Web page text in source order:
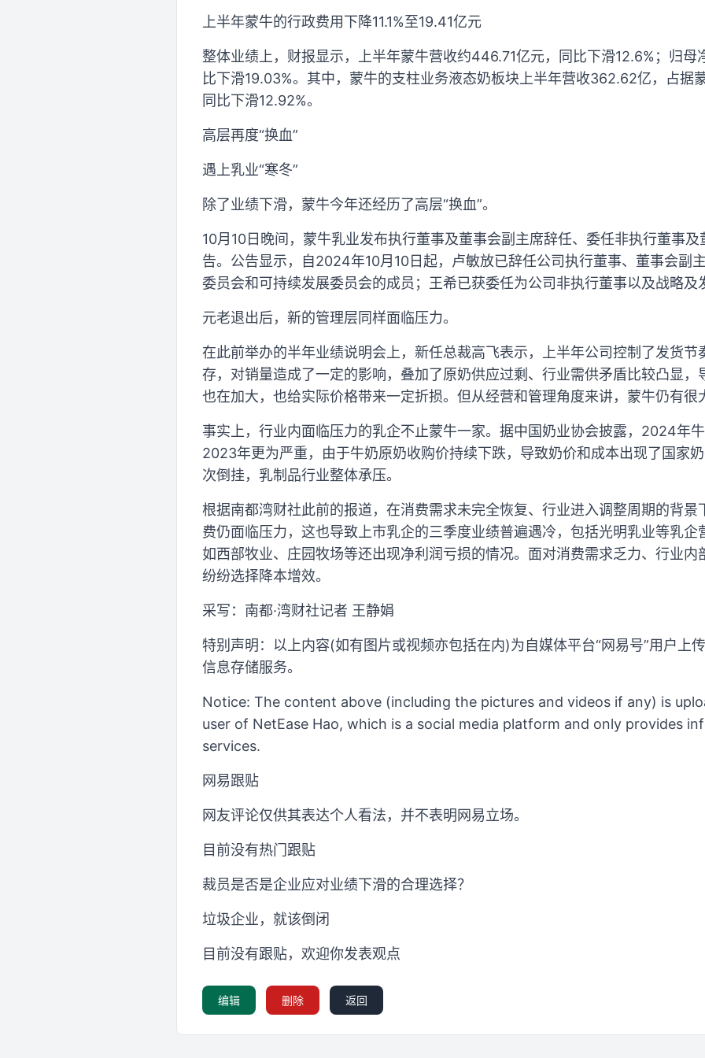
上半年蒙牛的行政费用下降11.1%至19.41亿元
整体业绩上，财报显示，上半年蒙牛营收约446.71亿元，同比下滑12.6%；归
比下滑19.03%。其中，蒙牛的支柱业务液态奶板块上半年营收362.62亿，占据
同比下滑12.92%。
高层再度“换血”
遇上乳业“寒冬”
除了业绩下滑，蒙牛今年还经历了高层“换血”。
10月10日晚间，蒙牛乳业发布执行董事及董事会副主席辞任、委任非执行董事
告。公告显示，自2024年10月10日起，卢敏放已辞任公司执行董事、董事会副
委员会和可持续发展委员会的成员；王希已获委任为公司非执行董事以及战略及
元老退出后，新的管理层同样面临压力。
在此前举办的半年业绩说明会上，新任总裁高飞表示，上半年公司控制了发货节
存，对销量造成了一定的影响，叠加了原奶供应过剩、行业需供矛盾比较凸显，
也在加大，也给实际价格带来一定折损。但从经营和管理角度来讲，蒙牛仍有很
事实上，行业内面临压力的乳企不止蒙牛一家。据中国奶业协会披露，2024年
2023年更为严重，由于牛奶原奶收购价持续下跌，导致奶价和成本出现了国家
次倒挂，乳制品行业整体承压。
根据南都湾财社此前的报道，在消费需求未完全恢复、行业进入调整周期的背景
费仍面临压力，这也导致上市乳企的三季度业绩普遍遇冷，包括光明乳业等乳企
如西部牧业、庄园牧场等还出现净利润亏损的情况。面对消费需求乏力、行业内
纷纷选择降本增效。
采写：南都·湾财社记者 王静娟
特别声明：以上内容(如有图片或视频亦包括在内)为自媒体平台“网易号”用户上
信息存储服务。
Notice: The content above (including the pictures and videos if any) is
user of NetEase Hao, which is a social media platform and only provides
services.
网易跟贴
网友评论仅供其表达个人看法，并不表明网易立场。
目前没有热门跟贴
裁员是否是企业应对业绩下滑的合理选择？
垃圾企业，就该倒闭
目前没有跟贴，欢迎你发表观点
编辑 删除 返回